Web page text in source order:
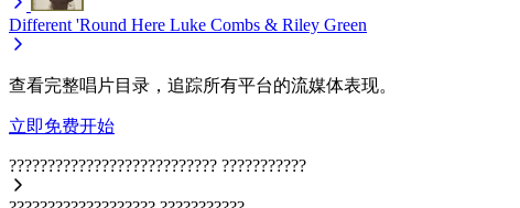
Different 'Round Here Luke Combs & Riley Green
查看完整唱片目录，追踪所有平台的流媒体表现。
立即免费开始
??????????????????????????? ???????????